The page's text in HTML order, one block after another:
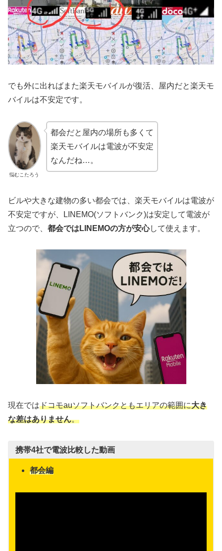
でも外に出ればまた楽天モバイルが復活、屋内だと楽天モ
バイルは不安定です。
悩むこたろう
都会だと屋内の場所も多くて
楽天モバイルは電波が不安定
なんだね…。
ビルや大きな建物の多い都会では、楽天モバイルは電波が
不安定ですが、LINEMO(ソフトバンク)は安定して電波が
立つので、 都会ではLINEMOの方が安心して使えます。
現在ではドコモauソフトバンクともエリアの範囲に大き
な差はありません。
携帯4社で電波比較した動画
都会編